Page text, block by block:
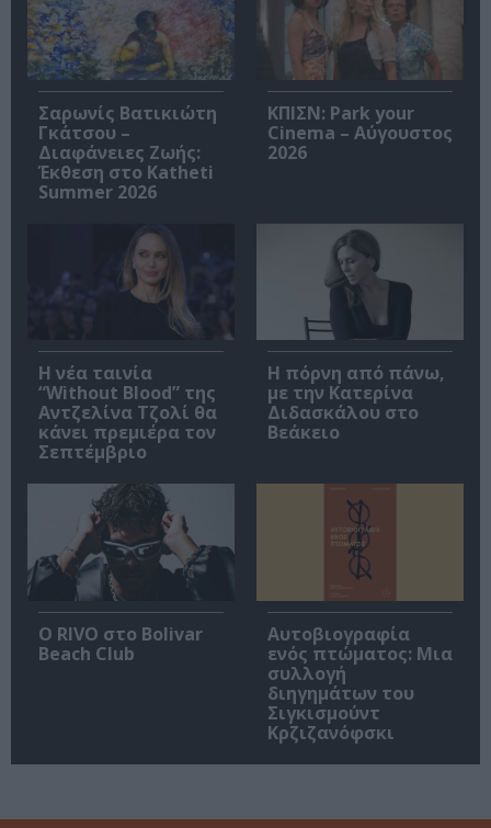
Σαρωνίς Βατικιώτη
Γκάτσου –
Διαφάνειες Ζωής:
Έκθεση στο Katheti
Summer 2026
ΚΠΙΣΝ: Park your
Cinema – Αύγουστος
2026
Η νέα ταινία
“Without Blood” της
Αντζελίνα Τζολί θα
κάνει πρεμιέρα τον
Σεπτέμβριο
Η πόρνη από πάνω,
με την Κατερίνα
Διδασκάλου στο
Βεάκειο
Ο RIVO στο Bolivar
Beach Club
Αυτοβιογραφία
ενός πτώματος: Μια
συλλογή
διηγημάτων του
Σιγκισμούντ
Κρζιζανόφσκι